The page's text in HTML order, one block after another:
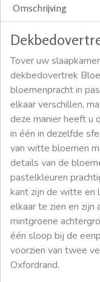
Omschrijving
Tover uw
dekbedovertrek
bloemenpracht in
elkaar verschillen,
deze manier heeft u
in één in dezelfde
van witte bloemen
details van de
pastelkleuren
kant zijn de witte en
elkaar te zien en
mintgroene
één sloop bij de
voorzien van twee
Oxfordrand.